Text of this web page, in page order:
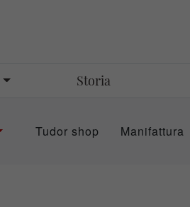
Storia
Tudor shop Manifattura